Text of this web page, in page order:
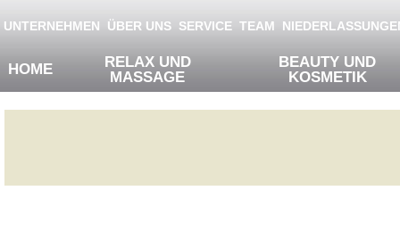
Products of Physa Wellness
Springe zum Inhalt
UNTERNEHMEN ÜBER UNS SERVICE TEAM
HOME
RELAX UND
MASSAGE
BEAUTY UND
KOSMETIK